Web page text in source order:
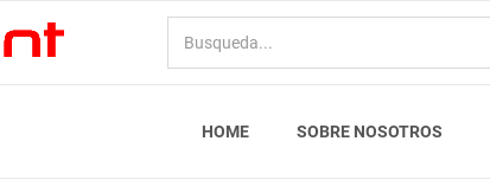
HOME SOBRE NOSOTROS